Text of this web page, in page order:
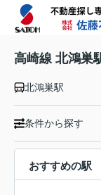
高崎線 北鴻巣
北鴻巣駅
条件から探す
おすすめの駅